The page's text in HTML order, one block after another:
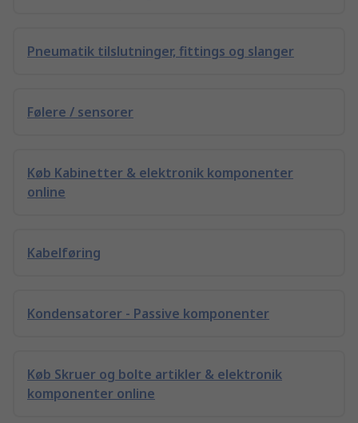
Pneumatik tilslutninger, fittings og slanger
Følere / sensorer
Køb Kabinetter & elektronik komponenter
online
Kabelføring
Kondensatorer - Passive komponenter
Køb Skruer og bolte artikler & elektronik
komponenter online